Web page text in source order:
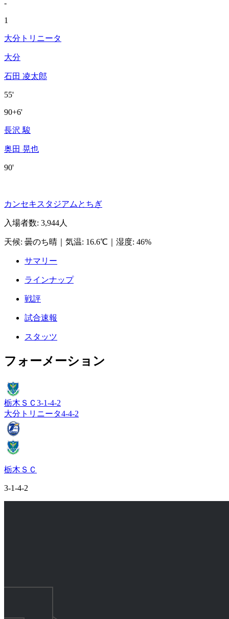
-
1
大分トリニータ
大分
石田 凌太郎
55'
90+6'
長沢 駿
奥田 晃也
90'
カンセキスタジアムとちぎ
入場者数: 3,944人
天候: 曇のち晴 気温: 16.6℃ 湿度: 46%
サマリー
ラインナップ
戦評
試合速報
スタッツ
フォーメーション
栃木ＳＣ 3-1-4-2
大分トリニータ4-4-2
栃木ＳＣ
3-1-4-2